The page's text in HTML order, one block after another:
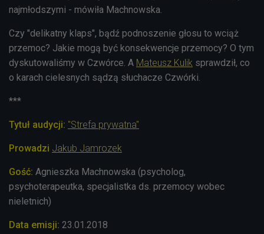
najmłodszymi - mówiła Machnowska.
Czy "delikatny klaps", bądź podnoszenie głosu to wciąż
przemoc? Jakie mogą być konsekwencje przemocy? O tym
dyskutowaliśmy w Czwórce. A Mateusz Kulik sprawdził, co
o karach cielesnych sądzą słuchacze Czwórki.
***
Tytuł audycji: "Strefa prywatna"
Prowadzi Jakub Jamrozek
Gość: Agnieszka Machnowska (psycholog,
psychoterapeutka, specjalistka ds. przemocy wobec
nieletnich)
Data emisji: 23.01.2018